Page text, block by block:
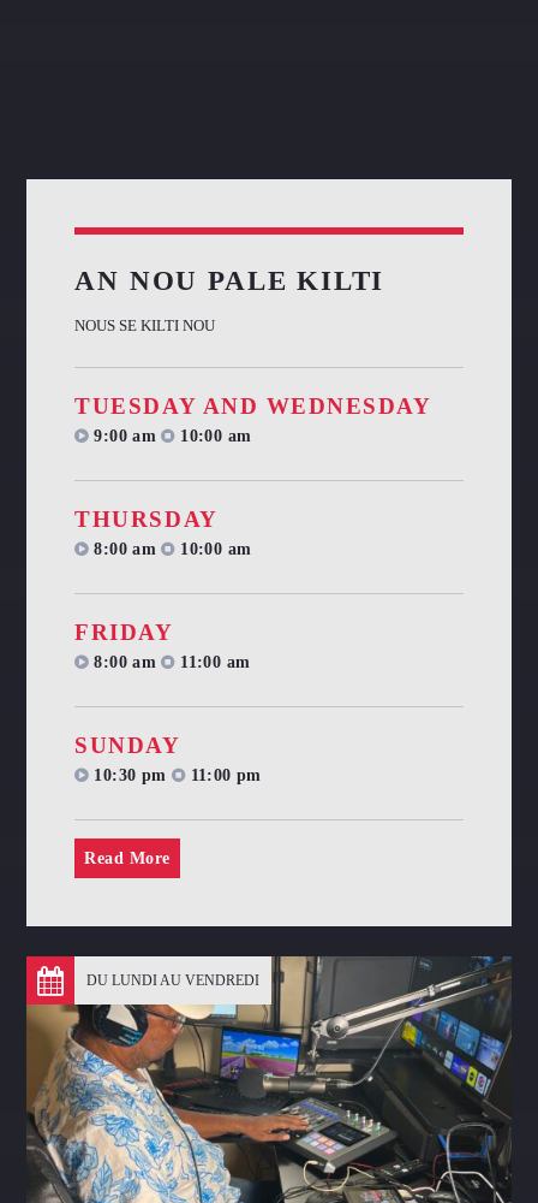
AN NOU PALE KILTI
NOUS SE KILTI NOU
TUESDAY AND WEDNESDAY
9:00 am 10:00 am
THURSDAY
8:00 am 10:00 am
FRIDAY
8:00 am 11:00 am
SUNDAY
10:30 pm 11:00 pm
Read More
DU LUNDI AU VENDREDI